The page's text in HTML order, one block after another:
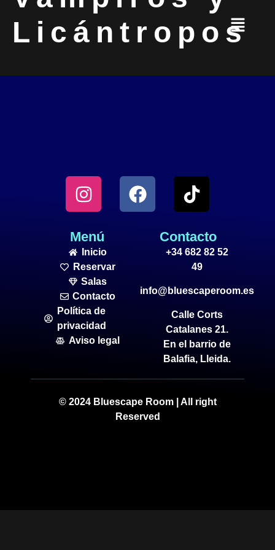
Licántropos
Menú
Inicio
Reservar
Salas
Contacto
Política de
privacidad
Aviso legal
Contacto
+34 682 82 52
49
info@bluescaperoom.es
Calle Corts
Catalanes 21.
En el barrio de
Balafia, Lleida.
© 2024 Bluescape Room | All right
Reserved